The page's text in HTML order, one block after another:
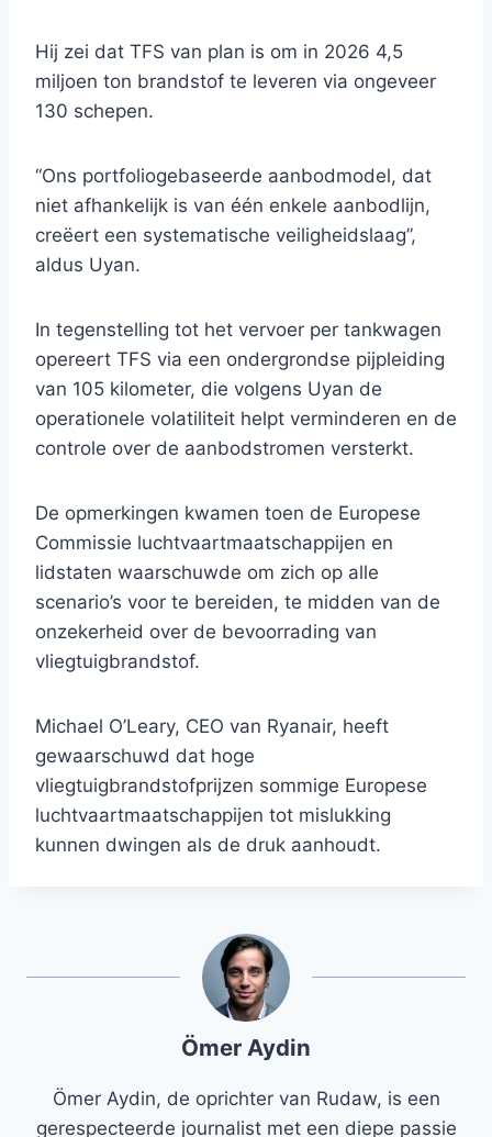
Hij zei dat TFS van plan is om in 2026 4,5
miljoen ton brandstof te leveren via ongeveer
130 schepen.
“Ons portfoliogebaseerde aanbodmodel, dat
niet afhankelijk is van één enkele aanbodlijn,
creëert een systematische veiligheidslaag”,
aldus Uyan.
In tegenstelling tot het vervoer per tankwagen
opereert TFS via een ondergrondse pijpleiding
van 105 kilometer, die volgens Uyan de
operationele volatiliteit helpt verminderen en de
controle over de aanbodstromen versterkt.
De opmerkingen kwamen toen de Europese
Commissie luchtvaartmaatschappijen en
lidstaten waarschuwde om zich op alle
scenario’s voor te bereiden, te midden van de
onzekerheid over de bevoorrading van
vliegtuigbrandstof.
Michael O’Leary, CEO van Ryanair, heeft
gewaarschuwd dat hoge
vliegtuigbrandstofprijzen sommige Europese
luchtvaartmaatschappijen tot mislukking
kunnen dwingen als de druk aanhoudt.
Ömer Aydin
Ömer Aydin, de oprichter van Rudaw, is een
gerespecteerde journalist met een diepe passie